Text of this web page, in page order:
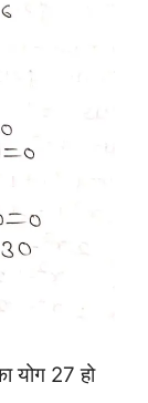
योग 27 हो